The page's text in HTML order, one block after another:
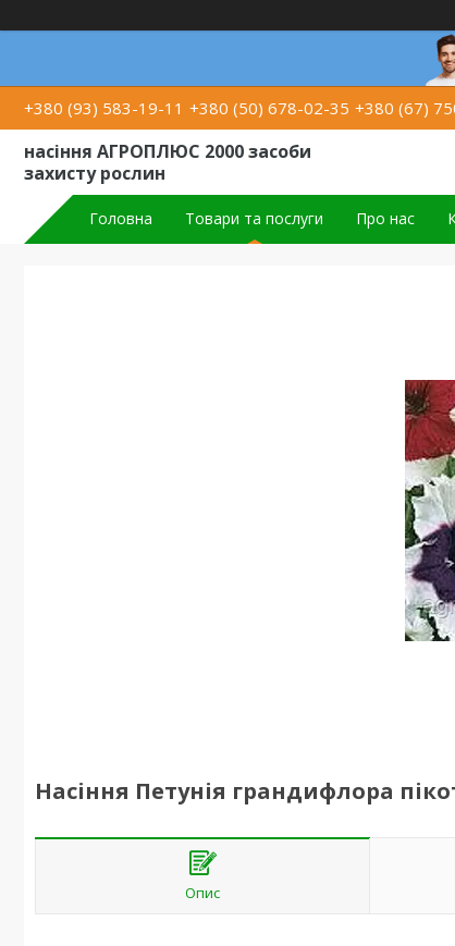
+380 (93) 583-19-11 +380 (50) 678-02-35 +380 (67)
насіння АГРОПЛЮС 2000 засоби
захисту рослин
Головна Товари та послуги Про нас
Насіння Петунія грандифлора
Опис